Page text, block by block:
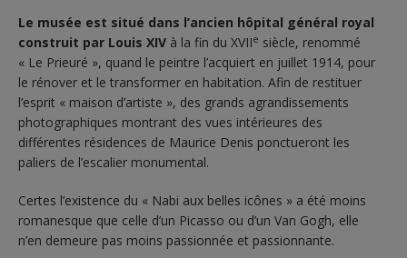
Le musée est situé dans l’ancien hôpital général royal
construit par Louis XIV à la fin du XVIIe siècle, renommé
« Le Prieuré », quand le peintre l’acquiert en juillet 1914, pour
le rénover et le transformer en habitation. Afin de restituer
l’esprit « maison d’artiste », des grands agrandissements
photographiques montrant des vues intérieures des
différentes résidences de Maurice Denis ponctueront les
paliers de l’escalier monumental.
Certes l’existence du « Nabi aux belles icônes » a été moins
romanesque que celle d’un Picasso ou d’un Van Gogh, elle
n’en demeure pas moins passionnée et passionnante.